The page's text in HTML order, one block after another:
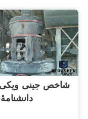
شاخص جینی